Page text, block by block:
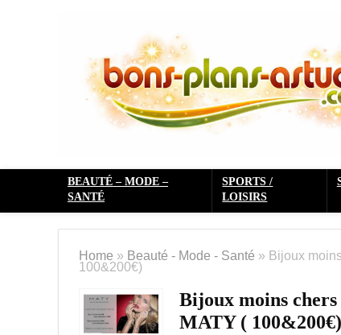
BEAUTÉ – MODE –
SANTÉ
SPORTS /
LOISIRS
Home » Beauté - Mode - Santé » Bijoux
100&200€)
Bijoux moins
MATY ( 100&200€)